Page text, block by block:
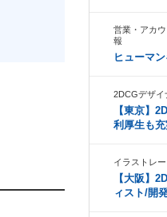
営業・アカ
報
ヒューマ
2DCGデザイ
【東京】
利厚生も充
イラストレ
【大阪】
ィスト/開